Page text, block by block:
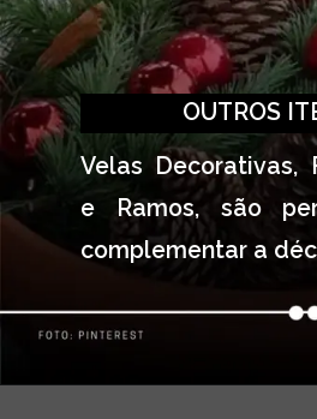
Velas Decorativas,
e Ramos, são
complementar a
OUTROS